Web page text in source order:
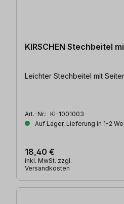
KIRSCHEN Stechbeitel
Leichter Stechbeitel mit
Art.-Nr.: KI-1001003
Auf Lager, Lieferung in 1-2
18,40 €
inkl. MwSt. zzgl.
Versandkosten